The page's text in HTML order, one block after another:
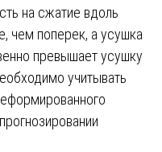
на сжатие вдоль
чем поперек, а усушка
превышает усушку
учитывать